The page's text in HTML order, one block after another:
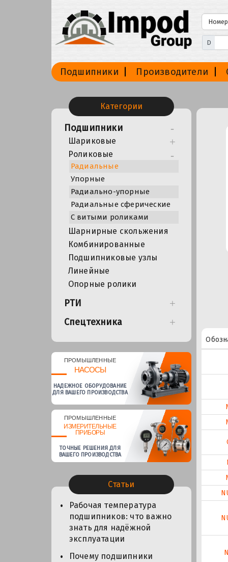
D
Подшипники Производители
Категории
Подшипники
Шариковые
Роликовые
Радиальные
Упорные
Радиально-упорные
Радиальные сферические
С витыми роликами
Шарнирные скольжения
Комбинированные
Подшипниковые узлы
Линейные
Опорные ролики
РТИ
Спецтехника
ПРОМЫШЛЕННЫЕ
НАСОСЫ
НАДЕЖНОЕ ОБОРУДОВАНИЕ
ДЛЯ ВАШЕГО ПРОИЗВОДСТВА
ПРОМЫШЛЕННЫЕ
ИЗМЕРИТЕЛЬНЫЕ
ПРИБОРЫ
ТОЧНЫЕ РЕШЕНИЯ ДЛЯ
ВАШЕГО ПРОИЗВОДСТВА
Статьи
Рабочая температура
подшипников: что важно
знать для надёжной
эксплуатации
Почему подшипники